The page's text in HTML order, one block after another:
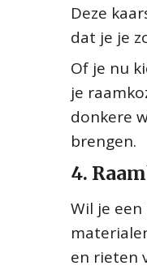
Deze
dat je je
Of je nu
je
donkere
brengen.
4.
Wil je
en rieten